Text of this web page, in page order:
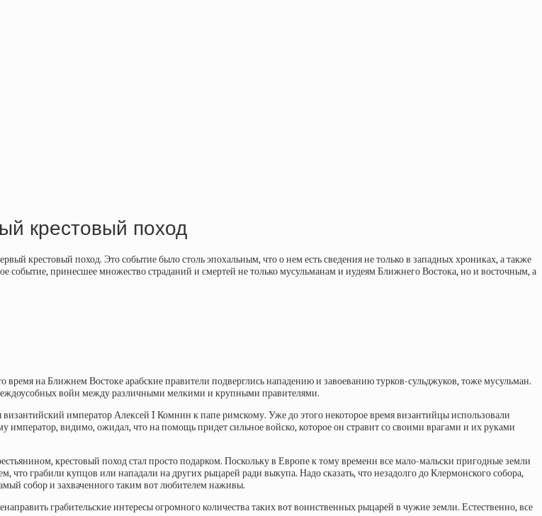
крестовый поход
крестовый поход. Это событие было столь эпохальным, что о нем есть сведения не только в западных хрониках, а также
событие, принесшее множество страданий и смертей не только мусульманам и иудеям Ближнего Востока, но и восточным, а
на Ближнем Востоке арабские правители подверглись нападению и завоеванию турков-сульджуков, тоже мусульман.
войн между различными мелкими и крупными правителями.
византийский императорАлексей I Комнин к папе римскому. Уже до этого некоторое время византийцы использовали
император, видимо, ожидал, что на помощь придет сильное войско, которое он стравит со своими врагами и их руками
крестовый поход стал просто подарком. Поскольку в Европе к тому времени все мало-мальски пригодные земли
грабили купцов или нападали на других рыцарей ради выкупа. Надо сказать, что незадолго до Клермонского собора,
собор и захваченного таким вот любителем наживы.
грабительские интересы огромного количества таких вот воинственных рыцарей в чужие земли. Естественно, все